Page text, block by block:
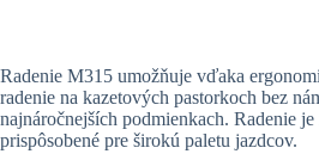
Radenie M315 umožňuje vďaka
radenie na kazetových pastorkoch bez
najnáročnejších podmienkach. Radenie je
prispôsobené pre širokú paletu jazdcov.